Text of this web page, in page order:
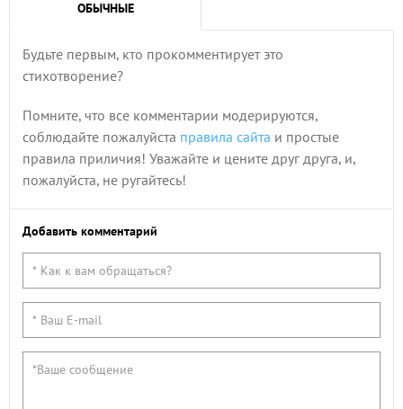
ОБЫЧНЫЕ
Будьте первым, кто прокомментирует это
стихотворение?
Помните, что все комментарии модерируются,
соблюдайте пожалуйста правила сайта и простые
правила приличия! Уважайте и цените друг друга, и,
пожалуйста, не ругайтесь!
Добавить комментарий